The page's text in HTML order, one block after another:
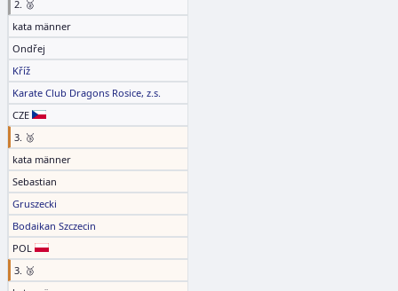
2. 🥈
kata männer
Ondřej
Kříž
Karate Club Dragons Rosice, z.s.
CZE
3. 🥉
kata männer
Sebastian
Gruszecki
Bodaikan Szczecin
POL
3. 🥉